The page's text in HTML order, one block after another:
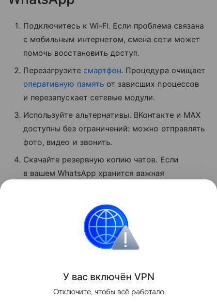
Подключитесь к Wi-Fi. Если проблема связана
с мобильным интернетом, смена сети может
помочь восстановить доступ.
Перезагрузите смартфон. Процедура очищает
оперативную память от зависших процессов
и перезапускает сетевые модули.
Используйте альтернативы. ВКонтакте и MAX
доступны без ограничений: можно отправлять
фото, видео и звонить.
Скачайте резервную копию чатов. Если
в вашем WhatsApp хранится важная
Поделиться
У вас включён VPN
Отключите, чтобы всё работало